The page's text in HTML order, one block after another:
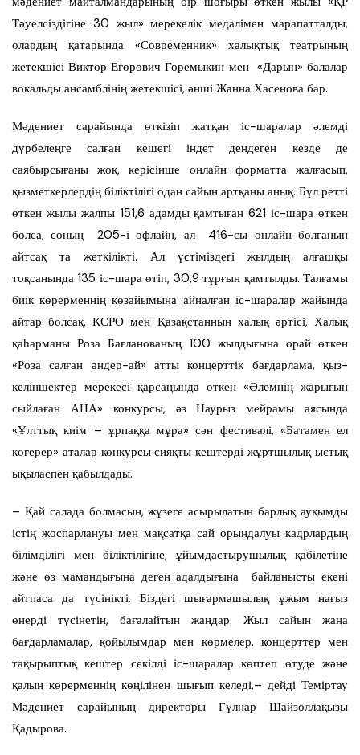
Тәуелсіздігіне 30 жыл» мерекелік медалімен марапатталды,
олардың қатарында «Современник» халықтық театрының
жетекшісі Виктор Егорович Горемыкин мен «Дарын» балалар
вокальды ансамблінің жетекшісі, әнші Жанна Хасенова бар.
Мәдениет сарайында өткізіп жатқан іс-шаралар әлемді
дүрбелеңге салған кешегі індет дендеген кезде де
саябырсығаны жоқ, керісінше онлайн форматта жалғасып,
қызметкерлердің біліктілігі одан сайын артқаны анық. Бұл ретті
өткен жылы жалпы 151,6 адамды қамтыған 621 іс-шара өткен
болса, соның 205-і офлайн, ал 416-сы онлайн болғанын
айтсақ та жеткілікті. Ал үстіміздегі жылдың алғашқы
тоқсанында 135 іс-шара өтіп, 30,9 тұрғын қамтылды. Талғамы
биік көрерменнің көзайымына айналған іс-шаралар жайында
айтар болсақ, КСРО мен Қазақстанның халық әртісі, Халық
қаһарманы Роза Бағланованың 100 жылдығына орай өткен
«Роза салған әндер-ай» атты концерттік бағдарлама, қыз-
келіншектер мерекесі қарсаңында өткен «Әлемнің жарығын
сыйлаған АНА» конкурсы, әз Наурыз мейрамы аясында
«Ұлттық киім – ұрпаққа мұра» сән фестивалі, «Батамен ел
көгерер» аталар конкурсы сияқты кештерді жұртшылық ыстық
ықыласпен қабылдады.
– Қай салада болмасын, жүзеге асырылатын барлық ауқымды
істің жоспарлануы мен мақсатқа сай орындалуы кадрлардың
білімділігі мен біліктілігіне, ұйымдастырушылық қабілетіне
және өз мамандығына деген адалдығына байланысты екені
айтпаса да түсінікті. Біздегі шығармашылық ұжым нағыз
өнерді түсінетін, бағалайтын жандар. Жыл сайын жаңа
бағдарламалар, қойылымдар мен көрмелер, концерттер мен
тақырыптық кештер секілді іс-шаралар көптеп өтуде және
қалың көрерменнің көңілінен шығып келеді,– дейді Теміртау
Мәдениет сарайының директоры Гүлнар Шайзоллақызы
Қадырова.